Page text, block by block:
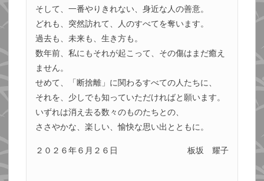
そして、一番やりきれない、身近な人の善意。
どれも、突然訪れて、人のすべてを奪います。
過去も、未来も、生き方も。
数年前、私にもそれが起こって、その傷はまだ癒え
ません。
せめて、「断捨離」に関わるすべての人たちに、
それを、少しでも知っていただければと願います。
いずれは消え去る数々のものたちとの、
ささやかな、楽しい、愉快な思い出とともに。
２０２６年６月２６日 板坂 耀子